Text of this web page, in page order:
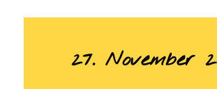
27. November